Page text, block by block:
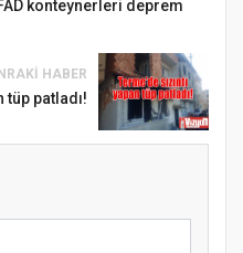
konteynerleri deprem
HABER
tüp patladı!